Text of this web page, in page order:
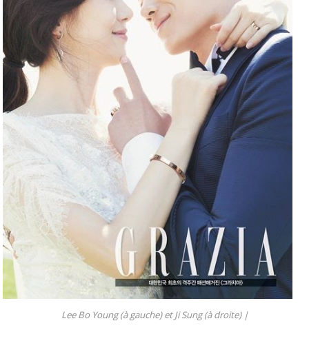
Lee Bo Young (à gauche) et Ji Sung (à droite) |